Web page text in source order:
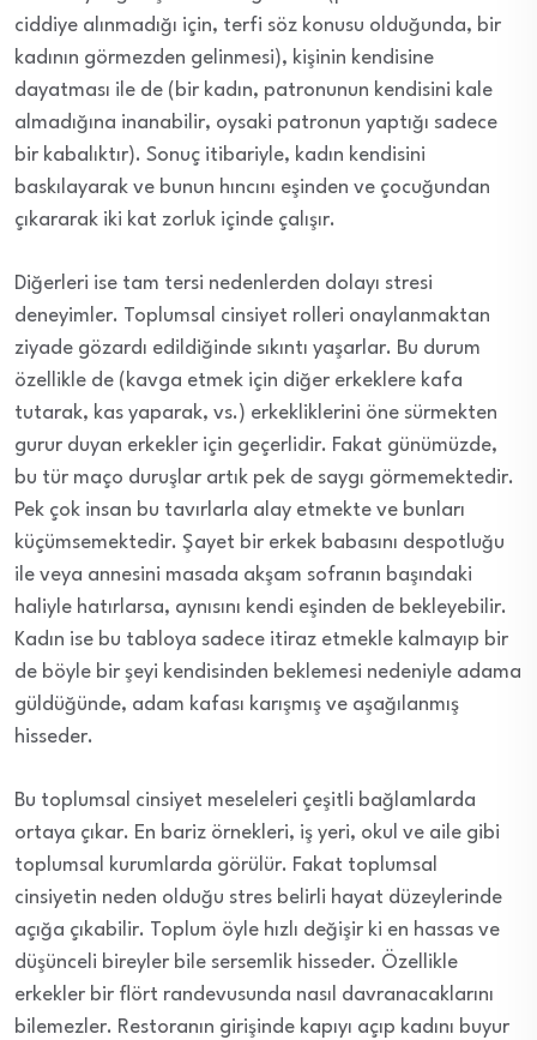
ciddiye alınmadığı için, terfi söz konusu olduğunda, bir
kadının görmezden gelinmesi), kişinin kendisine
dayatması ile de (bir kadın, patronunun kendisini kale
almadığına inanabilir, oysaki patronun yaptığı sadece
bir kabalıktır). Sonuç itibariyle, kadın kendisini
baskılayarak ve bunun hıncını eşinden ve çocuğundan
çıkararak iki kat zorluk içinde çalışır.
Diğerleri ise tam tersi nedenlerden dolayı stresi
deneyimler. Toplumsal cinsiyet rolleri onaylanmaktan
ziyade gözardı edildiğinde sıkıntı yaşarlar. Bu durum
özellikle de (kavga etmek için diğer erkeklere kafa
tutarak, kas yaparak, vs.) erkekliklerini öne sürmekten
gurur duyan erkekler için geçerlidir. Fakat günümüzde,
bu tür maço duruşlar artık pek de saygı görmemektedir.
Pek çok insan bu tavırlarla alay etmekte ve bunları
küçümsemektedir. Şayet bir erkek babasını despotluğu
ile veya annesini masada akşam sofranın başındaki
haliyle hatırlarsa, aynısını kendi eşinden de bekleyebilir.
Kadın ise bu tabloya sadece itiraz etmekle kalmayıp bir
de böyle bir şeyi kendisinden beklemesi nedeniyle adama
güldüğünde, adam kafası karışmış ve aşağılanmış
hisseder.
Bu toplumsal cinsiyet meseleleri çeşitli bağlamlarda
ortaya çıkar. En bariz örnekleri, iş yeri, okul ve aile gibi
toplumsal kurumlarda görülür. Fakat toplumsal
cinsiyetin neden olduğu stres belirli hayat düzeylerinde
açığa çıkabilir. Toplum öyle hızlı değişir ki en hassas ve
düşünceli bireyler bile sersemlik hisseder. Özellikle
erkekler bir flört randevusunda nasıl davranacaklarını
bilemezler. Restoranın girişinde kapıyı açıp kadını buyur